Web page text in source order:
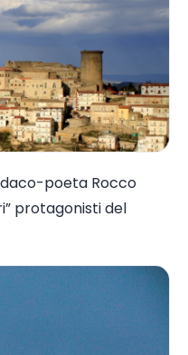
poeta Rocco
protagonisti del